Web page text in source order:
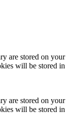
are stored on
will be stored
are stored on
will be stored